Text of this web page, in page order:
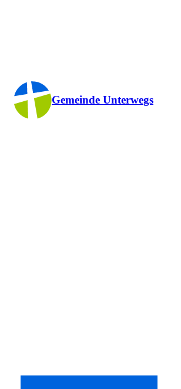
Gemeinde Unterwegs